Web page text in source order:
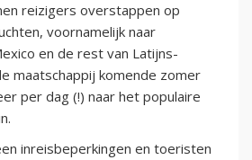
reizigers overstappen op
voornamelijk naar
en de rest van Latijns-
maatschappij komende zomer
per dag (!) naar het populaire
inreisbeperkingen en toeristen